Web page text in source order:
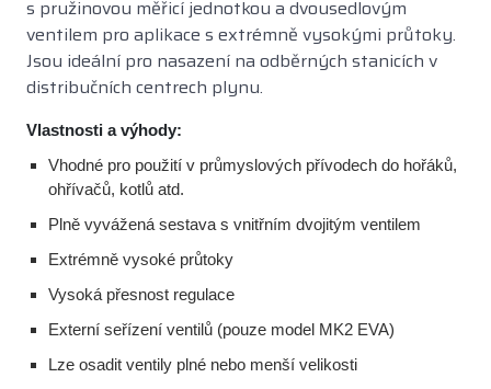
s pružinovou měřicí jednotkou a dvousedlovým
ventilem pro aplikace s extrémně vysokými průtoky.
Jsou ideální pro nasazení na odběrných stanicích v
distribučních centrech plynu.
Vlastnosti a výhody:
Vhodné pro použití v průmyslových přívodech do hořáků,
ohřívačů, kotlů atd.
Plně vyvážená sestava s vnitřním dvojitým ventilem
Extrémně vysoké průtoky
Vysoká přesnost regulace
Externí seřízení ventilů (pouze model MK2 EVA)
Lze osadit ventily plné nebo menší velikosti